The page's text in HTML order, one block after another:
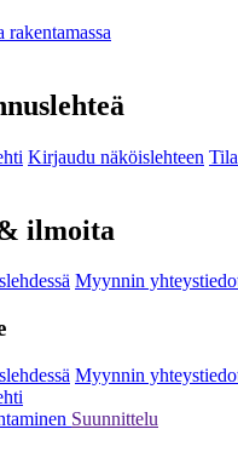
rakentamassa
Kirjaudu näköislehteen
ilmoita
Myynnin
Myynnin
Suunnittelu